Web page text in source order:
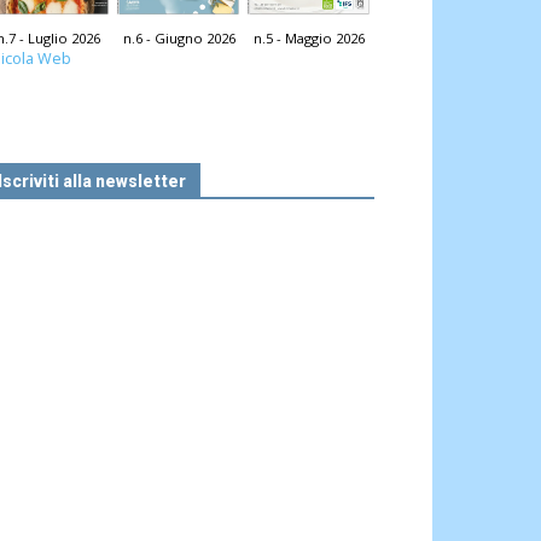
- Luglio 2026 n.6 - Giugno 2026 n.5 - Maggio 2026
Web
alla newsletter